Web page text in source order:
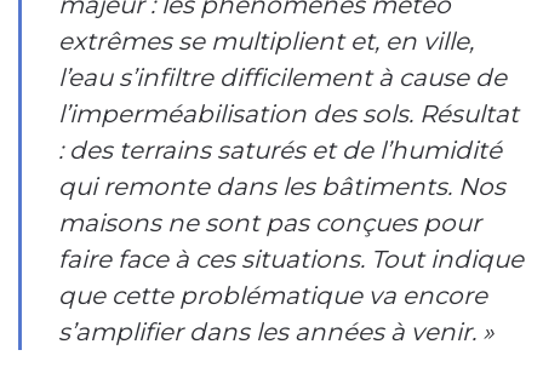
extrêmes se multiplient et, en ville,
l’eau s’infiltre difficilement à cause de
l’imperméabilisation des sols. Résultat
: des terrains saturés et de l’humidité
qui remonte dans les bâtiments. Nos
maisons ne sont pas conçues pour
faire face à ces situations. Tout indique
que cette problématique va encore
s’amplifier dans les années à venir. »